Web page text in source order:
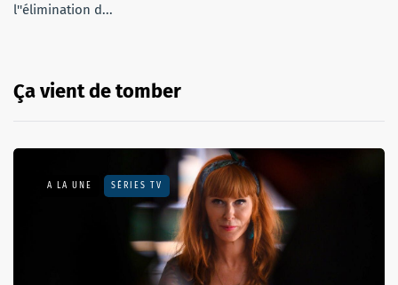
l''élimination d...
Ça vient de tomber
A LA UNE SÉRIES TV